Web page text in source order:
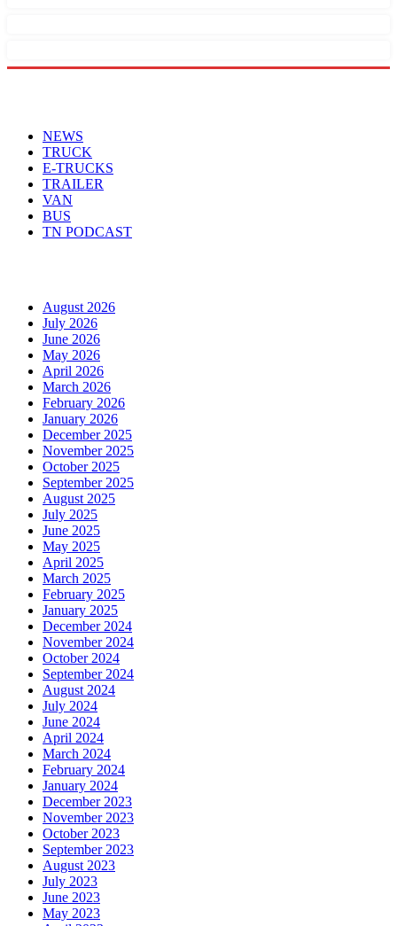
NEWS
TRUCK
E-TRUCKS
TRAILER
VAN
BUS
TN PODCAST
August 2026
July 2026
June 2026
May 2026
April 2026
March 2026
February 2026
January 2026
December 2025
November 2025
October 2025
September 2025
August 2025
July 2025
June 2025
May 2025
April 2025
March 2025
February 2025
January 2025
December 2024
November 2024
October 2024
September 2024
August 2024
July 2024
June 2024
April 2024
March 2024
February 2024
January 2024
December 2023
November 2023
October 2023
September 2023
August 2023
July 2023
June 2023
May 2023